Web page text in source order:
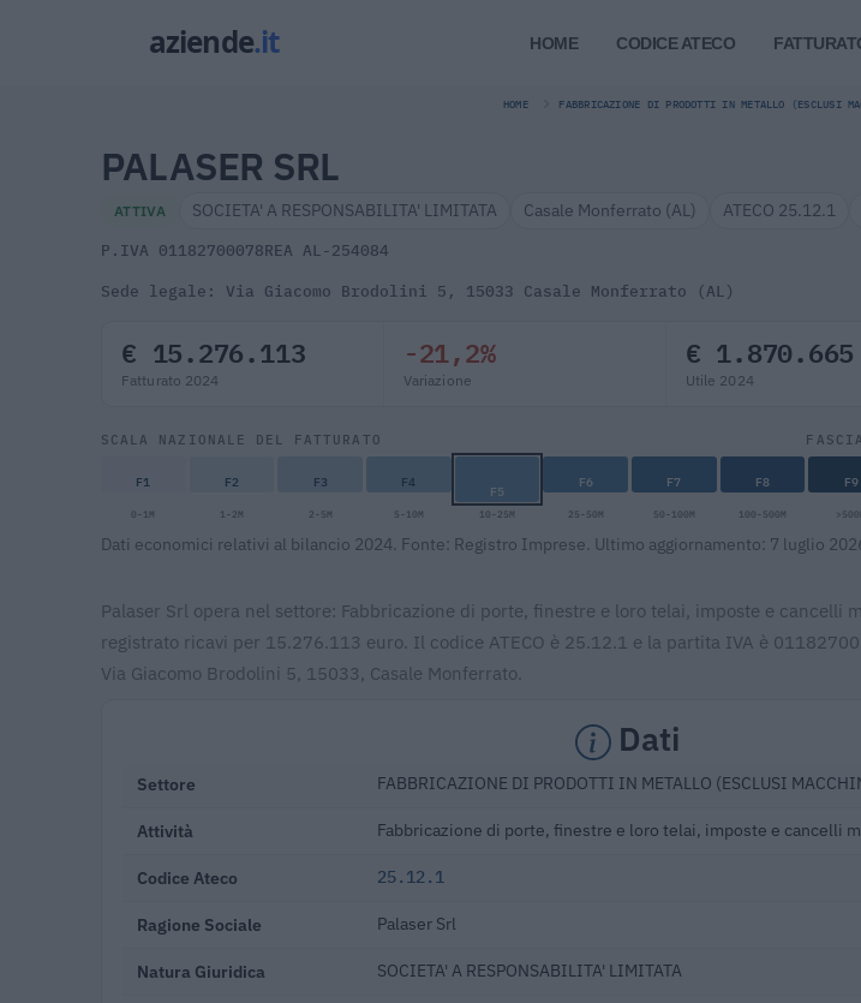
HOME CODICE ATECO
HOME FABBRICAZIONE DI PRODOTTI IN METALLO (ESCLUSI
PALASER SRL
ATTIVA SOCIETA' A RESPONSABILITA' LIMITATA Casale Monferrato (AL) ATECO 25.12.1
P.IVA 01182700078REA AL-254084
Sede legale: Via Giacomo Brodolini 5, 15033 Casale Monferrato (AL)
€ 15.276.113
Fatturato 2024
-21,2%
Variazione
€ 1.870.665
Utile 2024
SCALA NAZIONALE DEL FATTURATO
F1 F2 F3 F4 F5 F6 F7 F8 F9
0-1M 1-2M 2-5M 5-10M 10-25M 25-50M 50-100M 100-500M
Dati economici relativi al bilancio 2024. Fonte: Registro Imprese. Ultimo aggiornamento: 7 luglio
Palaser Srl opera nel settore: Fabbricazione di porte, finestre e loro telai, imposte e cancelli
registrato ricavi per 15.276.113 euro. Il codice ATECO è 25.12.1 e la partita IVA è
Via Giacomo Brodolini 5, 15033, Casale Monferrato.
Dati
Settore FABBRICAZIONE DI PRODOTTI IN METALLO (ESCLUSI
Attività Fabbricazione di porte, finestre e loro telai, imposte e cancelli
Codice Ateco 25.12.1
Ragione Sociale Palaser Srl
Natura Giuridica SOCIETA' A RESPONSABILITA' LIMITATA